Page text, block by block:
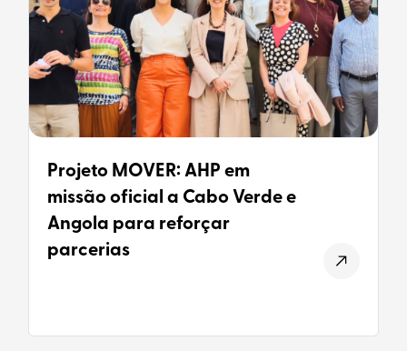
Projeto MOVER: AHP em
missão oficial a Cabo Verde e
Angola para reforçar
parcerias